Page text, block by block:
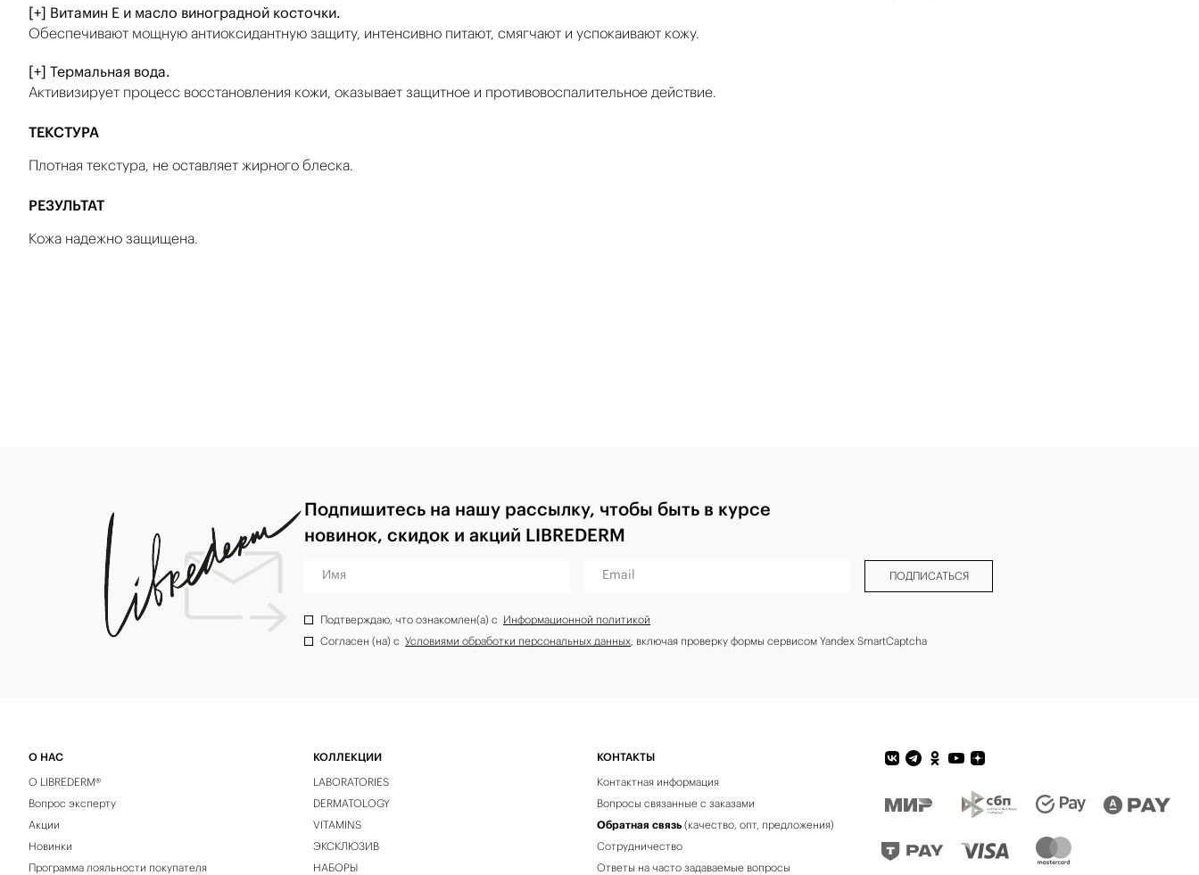
[+] Витамин Е и масло виноградной косточки.
Обеспечивают мощную антиоксидантную защиту, интенсивно питают, смягчают и успокаивают кожу.
[+] Термальная вода.
Активизирует процесс восстановления кожи, оказывает защитное и противовоспалительное действие.
ТЕКСТУРА
Плотная текстура, не оставляет жирного блеска.
РЕЗУЛЬТАТ
Кожа надежно защищена.
Подпишитесь на нашу рассылку, чтобы быть в курсе
новинок, скидок и акций LIBREDERM
Имя Email ПОДПИСАТЬСЯ
Подтверждаю, что ознакомлен(а) с Информационной политикой
Согласен (на) с Условиями обработки персональных данных, включая проверку формы сервисом Yandex SmartCaptcha
О НАС
О LIBREDERM®
Вопрос эксперту
Акции
Новинки
Программа лояльности покупателя
КОЛЛЕКЦИИ
LABORATORIES
DERMATOLOGY
VITAMINS
ЭКСКЛЮЗИВ
НАБОРЫ
КОНТАКТЫ
Контактная информация
Вопросы связанные с заказами
Обратная связь (качество, опт, предложения)
Сотрудничество
Ответы на часто задаваемые вопросы